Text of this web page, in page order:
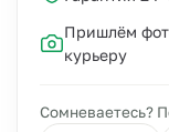
Пришлём
курьеру
Сомневаетесь?